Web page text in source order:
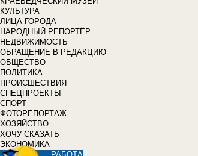
КУЛЬТУРА
ЛИЦА ГОРОДА
НАРОДНЫЙ РЕПОРТЁР
НЕДВИЖИМОСТЬ
ОБРАЩЕНИЕ В РЕДАКЦИЮ
ОБЩЕСТВО
ПОЛИТИКА
ПРОИСШЕСТВИЯ
СПЕЦПРОЕКТЫ
СПОРТ
ФОТОРЕПОРТАЖ
ХОЗЯЙСТВО
ХОЧУ СКАЗАТЬ
ЭКОНОМИКА